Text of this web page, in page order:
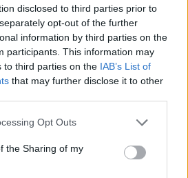
disclosed to third parties prior to
opt-out of the further
information by third parties on the
participants. This information may
to third parties on the IAB’s List of
that may further disclose it to other
Opt Outs
the Sharing of my
attīstības pakāpi un
izglītības sistēmu, ja tāda ir
bērns var saņemt tieši sev
pakalpojumu. Tālmācība
iekļaujošās izglītības funkciju –
atbalsta sistēma, realitātē
pašvaldībām trūkst resursu,
iespējas.